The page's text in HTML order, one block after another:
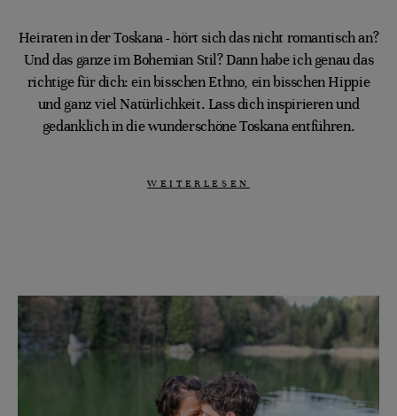
Heiraten in der Toskana - hört sich das nicht romantisch an?
Und das ganze im Bohemian Stil? Dann habe ich genau das
richtige für dich: ein bisschen Ethno, ein bisschen Hippie
und ganz viel Natürlichkeit. Lass dich inspirieren und
gedanklich in die wunderschöne Toskana entführen.
WEITERLESEN